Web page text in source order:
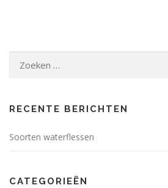
Zoeken
RECENTE BERICHTEN
Soorten waterflessen
CATEGORIEËN